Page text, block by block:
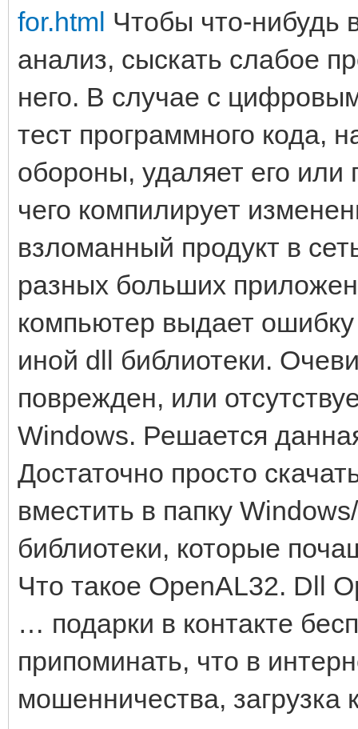
for.html Чтобы что-нибудь
анализ, сыскать слабое
него. В случае с
тест программного кода,
обороны, удаляет его
чего компилирует
взломанный продукт в
разных больших
компьютер выдает
иной dll библиотеки.
поврежден, или
Windows. Решается
Достаточно просто
вместить в папку
библиотеки, которые
Что такое OpenAL32. Dll
… подарки в контакте
припоминать, что в
мошенничества, загрузка